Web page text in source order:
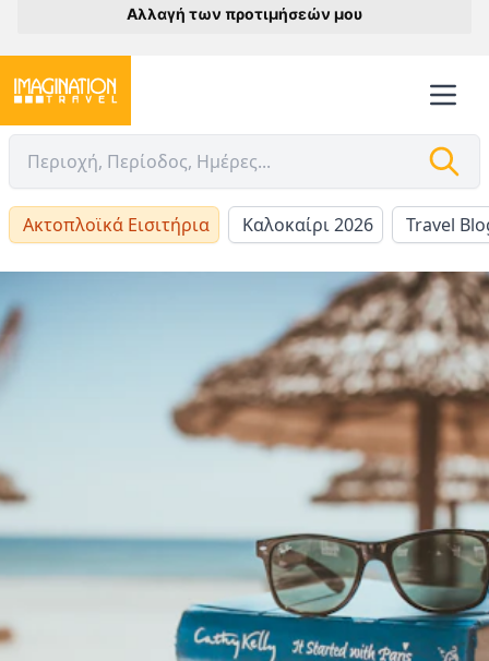
Αλλαγή των προτιμήσεών μου
Ακτοπλοϊκά Εισιτήρια Καλοκαίρι 2026 Travel